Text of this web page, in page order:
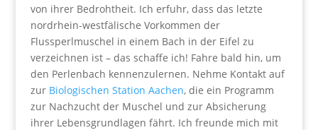
von ihrer Bedrohtheit. Ich erfuhr, dass das letzte
nordrhein-westfälische Vorkommen der
Flussperlmuschel in einem Bach in der Eifel zu
verzeichnen ist – das schaffe ich! Fahre bald hin, um
den Perlenbach kennenzulernen. Nehme Kontakt auf
zur Biologischen Station Aachen, die ein Programm
zur Nachzucht der Muschel und zur Absicherung
ihrer Lebensgrundlagen fährt. Ich freunde mich mit